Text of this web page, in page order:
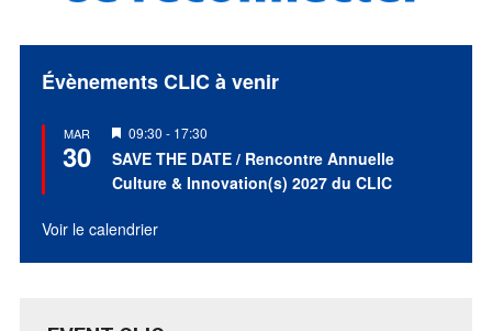
Évènements CLIC à venir
MAR
30
Mis
en
avant
09:30 - 17:30
SAVE THE DATE / Rencontre Annuelle
Culture & Innovation(s) 2027 du CLIC
Voir le calendrier